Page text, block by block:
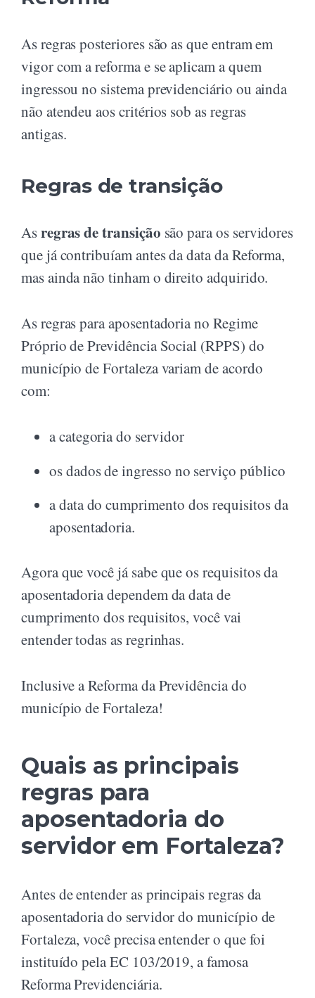
As regras posteriores são as que entram em
vigor com a reforma e se aplicam a quem
ingressou no sistema previdenciário ou ainda
não atendeu aos critérios sob as regras
antigas.
Regras de transição
Asregras de transição são para os servidores
que já contribuíam antes da data da Reforma,
mas ainda não tinham o direito adquirido.
As regras para aposentadoria no Regime
Próprio de Previdência Social (RPPS) do
município de Fortaleza variam de acordo
com:
a categoria do servidor
os dados de ingresso no serviço público
a data do cumprimento dos requisitos da
aposentadoria.
Agora que você já sabe que os requisitos da
aposentadoria dependem da data de
cumprimento dos requisitos, você vai
entender todas as regrinhas.
Inclusive a Reforma da Previdência do
município de Fortaleza!
Quais as principais
regras para
aposentadoria do
servidor em Fortaleza?
Antes de entender as principais regras da
aposentadoria do servidor do município de
Fortaleza, você precisa entender o que foi
instituído pela EC 103/2019, a famosa
Reforma Previdenciária.